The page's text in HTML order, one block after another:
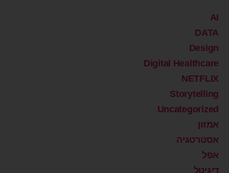
AI
DATA
Design
Digital Healthcare
NETFLIX
Storytelling
Uncategorized
אמזון
אסטרטגיה
אפל
דיגיטל